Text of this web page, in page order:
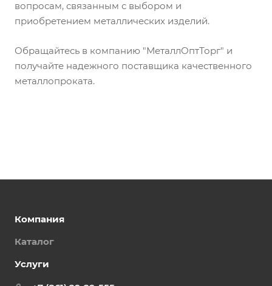
вопросам, связанным с выбором и
приобретением металлических изделий.
Обращайтесь в компанию "МеталлОптТорг" и
получайте надежного поставщика качественного
металлопроката.
Компания
Каталог
Услуги